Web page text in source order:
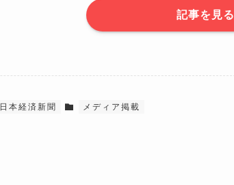
記事を見る
日本経済新聞 メディア掲載